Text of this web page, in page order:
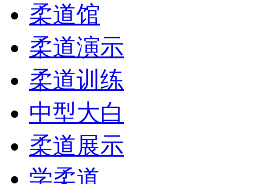
柔道馆
柔道演示
柔道训练
中型大白
柔道展示
学柔道